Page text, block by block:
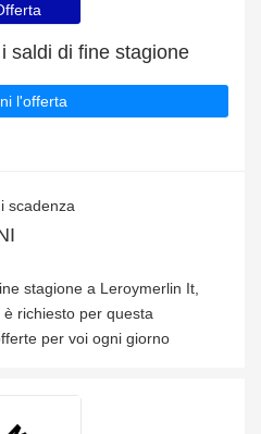
saldi di fine stagione
l'offerta
scadenza
stagione a Leroymerlin It,
richiesto per questa
per voi ogni giorno